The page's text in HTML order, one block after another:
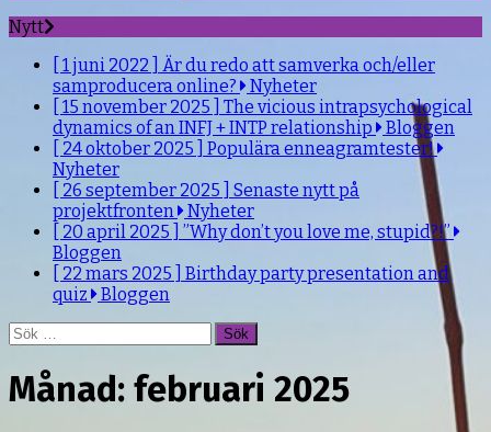
Nytt
[ 1 juni 2022 ] Är du redo att samverka och/eller
samproducera online?
Nyheter
[ 15 november 2025 ] The vicious intrapsychological
dynamics of an INFJ + INTP relationship
Bloggen
[ 24 oktober 2025 ] Populära enneagramtester!
Nyheter
[ 26 september 2025 ] Senaste nytt på
projektfronten
Nyheter
[ 20 april 2025 ] ”Why don’t you love me, stupid?!”
Bloggen
[ 22 mars 2025 ] Birthday party presentation and
quiz
Bloggen
Sök
efter:
Månad: februari 2025